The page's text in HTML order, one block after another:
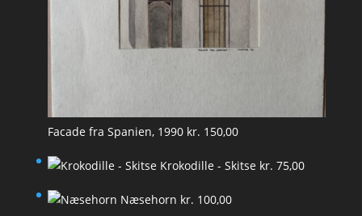
Facade fra Spanien, 1990 kr. 150,00
Krokodille - Skitse kr. 75,00
Næsehorn kr. 100,00